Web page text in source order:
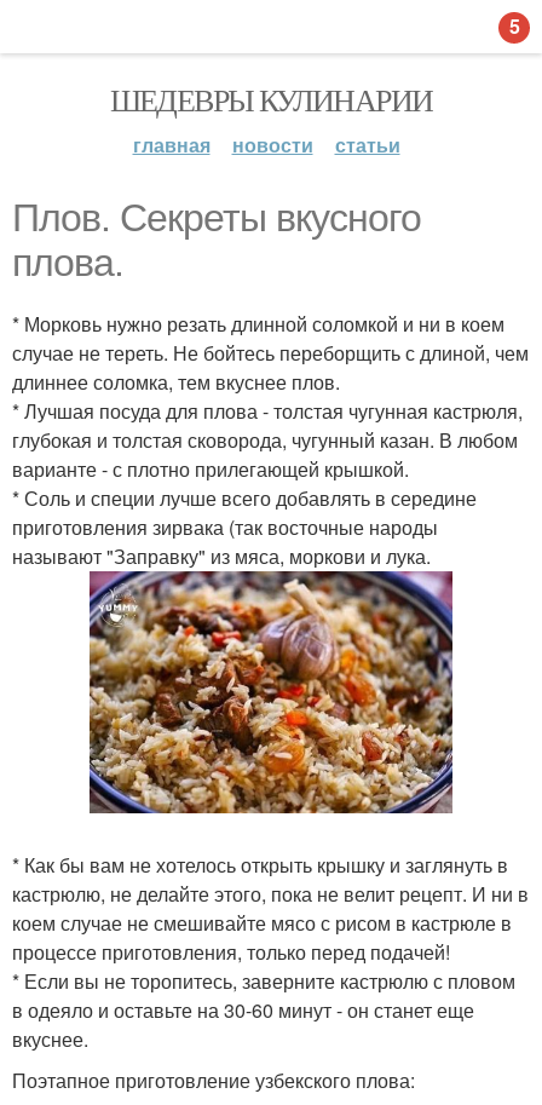
ШЕДЕВРЫ КУЛИНАРИИ
главная новости статьи
Плов. Секреты вкусного
плова.
* Морковь нужно резать длинной соломкой и ни в коем
случае не тереть. Не бойтесь переборщить с длиной, чем
длиннее соломка, тем вкуснее плов.
* Лучшая посуда для плова - толстая чугунная кастрюля,
глубокая и толстая сковорода, чугунный казан. В любом
варианте - с плотно прилегающей крышкой.
* Соль и специи лучше всего добавлять в середине
приготовления зирвака (так восточные народы
называют "Заправку" из мяса, моркови и лука.
* Как бы вам не хотелось открыть крышку и заглянуть в
кастрюлю, не делайте этого, пока не велит рецепт. И ни в
коем случае не смешивайте мясо с рисом в кастрюле в
процессе приготовления, только перед подачей!
* Если вы не торопитесь, заверните кастрюлю с пловом
в одеяло и оставьте на 30-60 минут - он станет еще
вкуснее.
Поэтапное приготовление узбекского плова:
5